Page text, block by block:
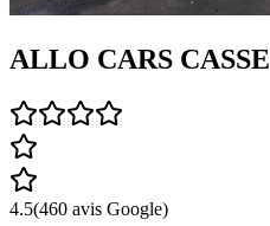
ALLO CARS CASSE
4.5(460 avis Google)